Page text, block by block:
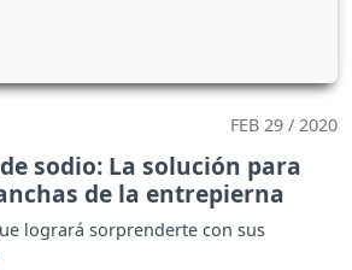
FEB 29 / 2020
sodio: La solución para
de la entrepierna
logrará sorprenderte con sus